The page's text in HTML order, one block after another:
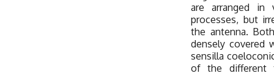
are arranged
processes, but
the antenna.
densely covered
sensilla
of the different